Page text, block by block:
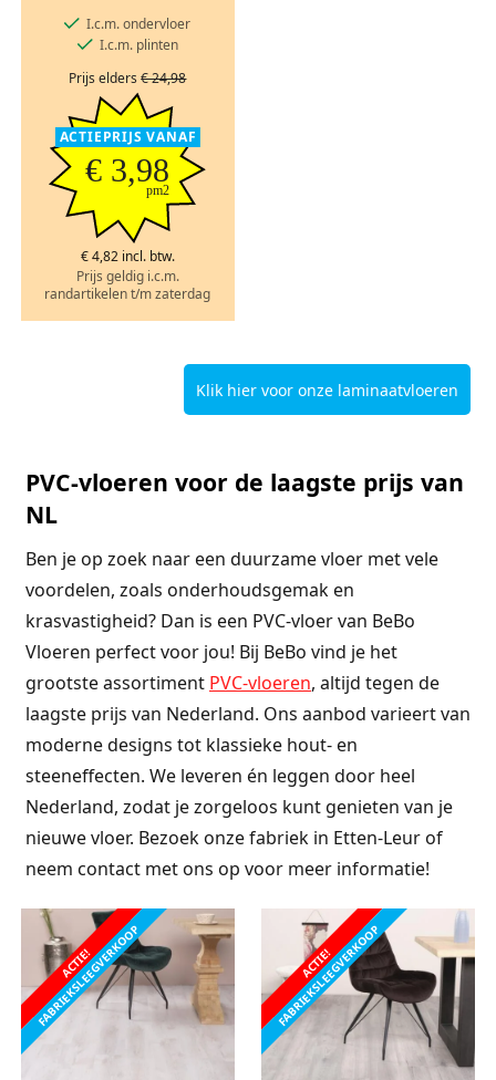
I.c.m. ondervloer
I.c.m. plinten
Prijs elders€ 24,98
ACTIEPRIJS VANAF
€ 3,98
pm2
€ 4,82 incl. btw.
Prijs geldig i.c.m.
randartikelen t/m zaterdag
Klik hier voor onze laminaatvloeren
PVC-vloeren voor de laagste prijs van
NL
Ben je op zoek naar een duurzame vloer met vele
voordelen, zoals onderhoudsgemak en
krasvastigheid? Dan is een PVC-vloer van BeBo
Vloeren perfect voor jou! Bij BeBo vind je het
grootste assortiment PVC-vloeren, altijd tegen de
laagste prijs van Nederland. Ons aanbod varieert van
moderne designs tot klassieke hout- en
steeneffecten. We leveren én leggen door heel
Nederland, zodat je zorgeloos kunt genieten van je
nieuwe vloer. Bezoek onze fabriek in Etten-Leur of
neem contact met ons op voor meer informatie!
ACTIE!
FABRIEKSLEEGVERKOOP ACTIE!
FABRIEKSLEEGVERKOOP